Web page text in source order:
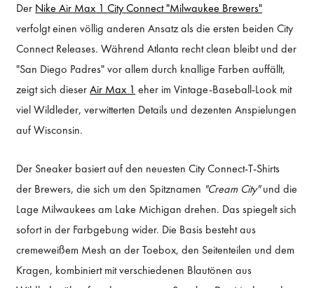
Der Nike Air Max 1 City Connect "Milwaukee Brewers"
verfolgt einen völlig anderen Ansatz als die ersten beiden City
Connect Releases. Während Atlanta recht clean bleibt und der
"San Diego Padres" vor allem durch knallige Farben auffällt,
zeigt sich dieserAir Max 1 eher im Vintage-Baseball-Look mit
viel Wildleder, verwitterten Details und dezenten Anspielungen
auf Wisconsin.
Der Sneaker basiert auf den neuesten City Connect-T-Shirts
der Brewers, die sich um den Spitznamen "Cream City"und die
Lage Milwaukees am Lake Michigan drehen. Das spiegelt sich
sofort in der Farbgebung wider. Die Basis besteht aus
cremeweißem Mesh an der Toebox, den Seitenteilen und dem
Kragen, kombiniert mit verschiedenen Blautönen aus